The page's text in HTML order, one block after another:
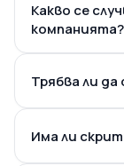
Какво се
компанията?
Трябва ли
Има ли